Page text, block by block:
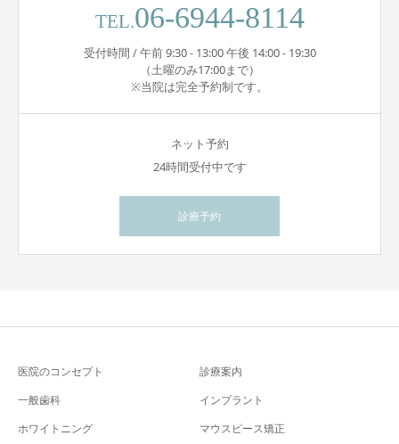
TEL.06-6944-8114
受付時間 / 午前 9:30 - 13:00 午後 14:00 - 19:30
（土曜のみ17:00まで）
※当院は完全予約制です。
ネット予約
24時間受付中です
診療予約
医院のコンセプト
診療案内
一般歯科
インプラント
ホワイトニング
マウスピース矯正